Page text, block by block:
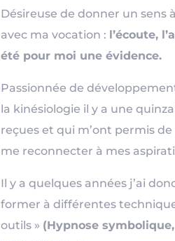
Désireuse de donner un sens
avec ma vocation : l’écoute,
été pour moi une évidence.
Passionnée de
la kinésiologie il y a une
reçues et qui m’ont permis
me reconnecter à mes
Il y a quelques années j’ai
former à différentes
outils » (Hypnose